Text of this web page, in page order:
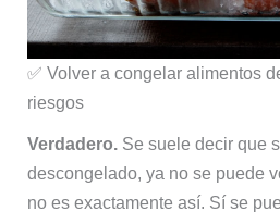
✅ Volver a congelar alimentos
riesgos
Verdadero. Se suele decir que
descongelado, ya no se puede
no es exactamente así. Sí se